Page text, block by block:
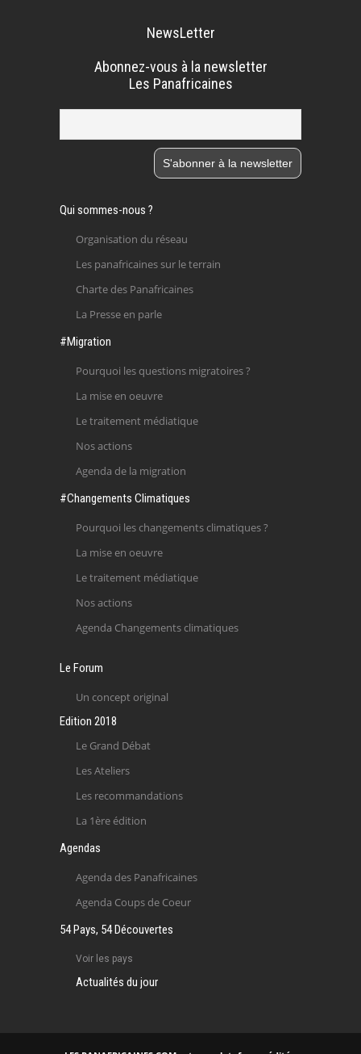
NewsLetter
Abonnez-vous à la newsletter
Les Panafricaines
Qui sommes-nous ?
Organisation du réseau
Les panafricaines sur le terrain
Charte des Panafricaines
La Presse en parle
#Migration
Pourquoi les questions migratoires ?
La mise en oeuvre
Le traitement médiatique
Nos actions
Agenda de la migration
#Changements Climatiques
Pourquoi les changements climatiques ?
La mise en oeuvre
Le traitement médiatique
Nos actions
Agenda Changements climatiques
Le Forum
Un concept original
Edition 2018
Le Grand Débat
Les Ateliers
Les recommandations
La 1ère édition
Agendas
Agenda des Panafricaines
Agenda Coups de Coeur
54 Pays, 54 Découvertes
Voir les pays
Actualités du jour